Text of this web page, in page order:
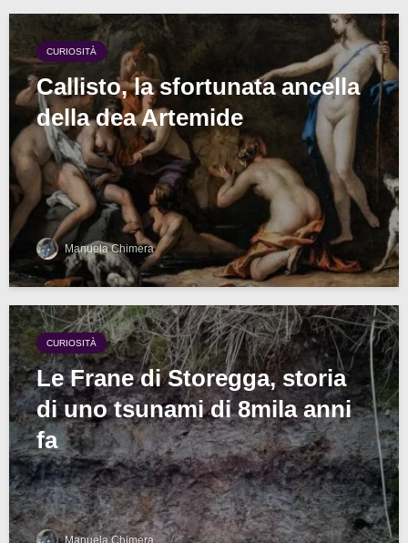
CURIOSITÀ
Callisto, la sfortunata ancella
della dea Artemide
Manuela Chimera
CURIOSITÀ
Le Frane di Storegga, storia
di uno tsunami di 8mila anni
fa